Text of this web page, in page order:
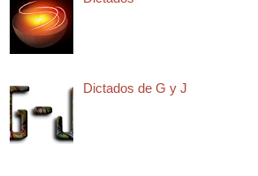
Dictados de G y J